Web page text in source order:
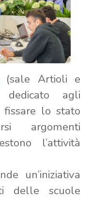
(sale Artioli e
dedicato agli
fissare lo stato
argomenti
l’attività
un’iniziativa
delle scuole